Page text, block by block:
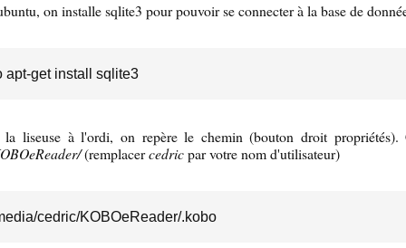
on installe sqlite3 pour pouvoir se connecter à la base de
apt-get install sqlite3
liseuse à l'ordi, on repère le chemin (bouton droit propriétés).
(remplacercedricpar votre nom d'utilisateur)
cedric/KOBOeReader/.kobo